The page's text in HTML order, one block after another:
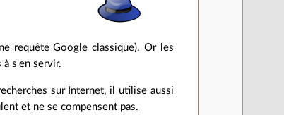
requête Google classique). Or les
s'en servir.
sur Internet, il utilise aussi
et ne se compensent pas.